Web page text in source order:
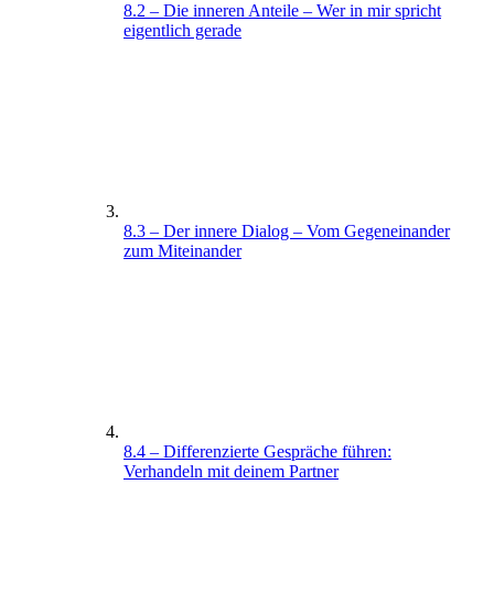
8.2 – Die inneren Anteile – Wer in mir spricht
eigentlich gerade
8.3 – Der innere Dialog – Vom Gegeneinander
zum Miteinander
8.4 – Differenzierte Gespräche führen:
Verhandeln mit deinem Partner